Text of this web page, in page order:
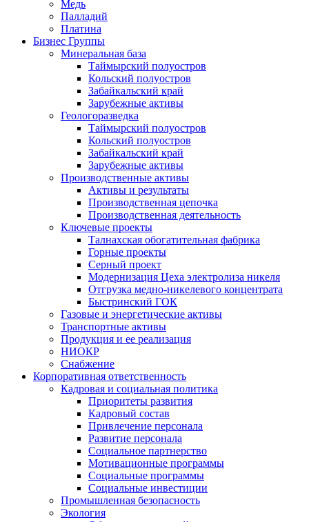
Медь
Палладий
Платина
Бизнес Группы
Минеральная база
Таймырский полуостров
Кольский полуостров
Забайкальский край
Зарубежные активы
Геологоразведка
Таймырский полуостров
Кольский полуостров
Забайкальский край
Зарубежные активы
Производственные активы
Активы и результаты
Производственная цепочка
Производственная деятельность
Ключевые проекты
Талнахская обогатительная фабрика
Горные проекты
Серный проект
Модернизация Цеха электролиза никеля
Отгрузка медно-никелевого концентрата
Быстринский ГОК
Газовые и энергетические активы
Транспортные активы
Продукция и ее реализация
НИОКР
Снабжение
Корпоративная ответственность
Кадровая и социальная политика
Приоритеты развития
Кадровый состав
Привлечение персонала
Развитие персонала
Социальное партнерство
Мотивационные программы
Социальные программы
Социальные инвестиции
Промышленная безопасность
Экология